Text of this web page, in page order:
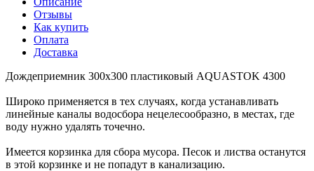
Отзывы
Как купить
Оплата
Доставка
Дождеприемник 300х300 пластиковый AQUASTOK 4300
Широко применяется в тех случаях, когда устанавливать
линейные каналы водосбора нецелесообразно, в местах, где
воду нужно удалять точечно.
Имеется корзинка для сбора мусора. Песок и листва останутся
в этой корзинке и не попадут в канализацию.